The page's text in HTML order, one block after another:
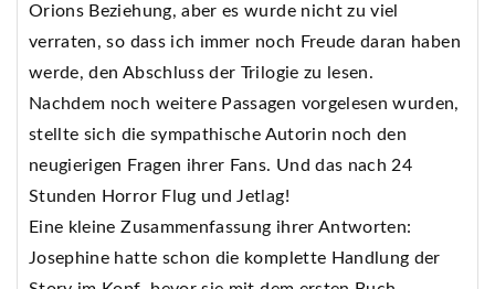
Orions Beziehung, aber es wurde nicht zu viel
verraten, so dass ich immer noch Freude daran haben
werde, den Abschluss der Trilogie zu lesen.
Nachdem noch weitere Passagen vorgelesen wurden,
stellte sich die sympathische Autorin noch den
neugierigen Fragen ihrer Fans. Und das nach 24
Stunden Horror Flug und Jetlag!
Eine kleine Zusammenfassung ihrer Antworten:
Josephine hatte schon die komplette Handlung der